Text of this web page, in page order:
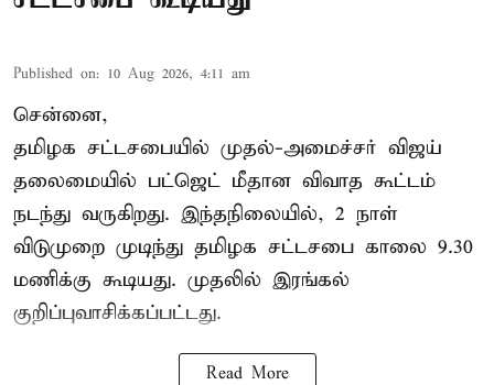
Published on: 10 Aug 2026, 4:11 am
சென்னை,
தமிழக சட்டசபையில் முதல்-அமைச்சர் விஜய்
தலைமையில் பட்ஜெட் மீதான விவாத கூட்டம்
நடந்து வருகிறது. இந்தநிலையில், 2 நாள்
விடுமுறை முடிந்து தமிழக சட்டசபை காலை 9.30
மணிக்கு கூடியது. முதலில் இரங்கல்
குறிப்புவாசிக்கப்பட்டது.
Read More